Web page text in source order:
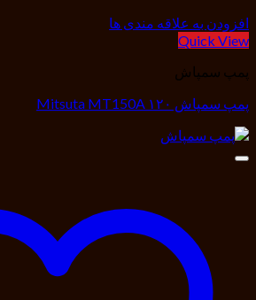
افزودن به علاقه مندی ها
Quick View
پمپ سمپاش
پمپ سمپاش ۱۲۰ Mitsuta MT150A